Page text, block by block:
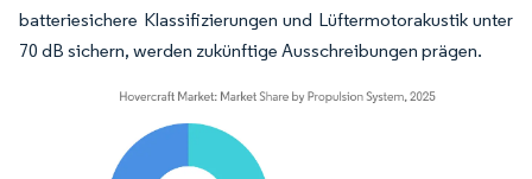
batteriesichere Klassifizierungen und Lüftermotorakustik unter
70 dB sichern, werden zukünftige Ausschreibungen prägen.